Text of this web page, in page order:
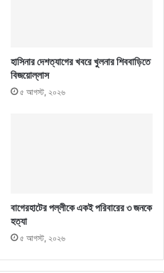
হাসিনার দেশত্যাগের খবরে খুলনার শিববাড়িতে
বিজয়োল্লাস
৫ আগস্ট, ২০২৬
বাগেরহাটের পল্লীকে একই পরিবারের ৩ জনকে
হত্যা
৫ আগস্ট, ২০২৬